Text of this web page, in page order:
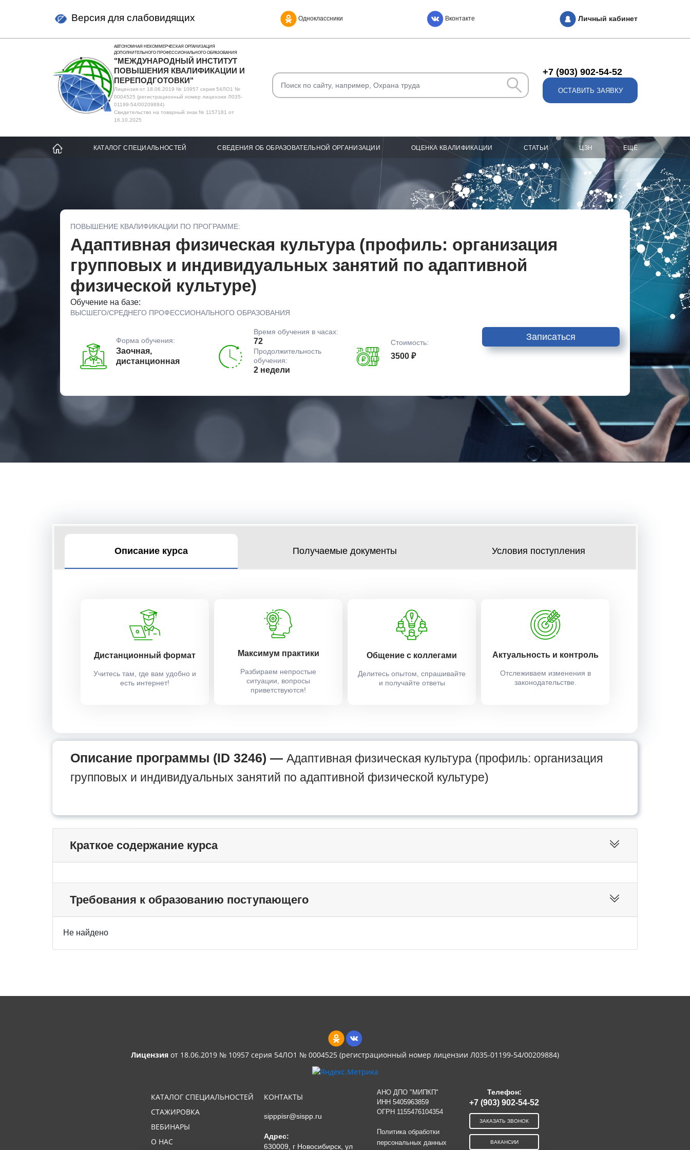
Версия для слабовидящих Одноклассники Вконтакте Личный кабинет
АВТОНОМНАЯ НЕКОММЕРЧЕСКАЯ ОРГАНИЗАЦИЯ
ДОПОЛНИТЕЛЬНОГО ПРОФЕССИОНАЛЬНОГО ОБРАЗОВАНИЯ
"МЕЖДУНАРОДНЫЙ ИНСТИТУТ
ПОВЫШЕНИЯ КВАЛИФИКАЦИИ И
ПЕРЕПОДГОТОВКИ"
Лицензия от 18.06.2019 № 10957 серия 54ЛО1 №
0004525 (регистрационный номер лицензии Л035-
01199-54/00209884)
Свидетельство на товарный знак № 1157181 от
16.10.2025
+7 (903) 902-54-52
ОСТАВИТЬ ЗАЯВКУ
КАТАЛОГ СПЕЦИАЛЬНОСТЕЙ СВЕДЕНИЯ ОБ ОБРАЗОВАТЕЛЬНОЙ ОРГАНИЗАЦИИ ОЦЕНКА КВАЛИФИКАЦИИ СТАТЬИ ЦЗН ЕЩЁ
ПОВЫШЕНИЕ КВАЛИФИКАЦИИ ПО ПРОГРАММЕ:
Адаптивная физическая культура (профиль: организация
групповых и индивидуальных занятий по адаптивной
физической культуре)
Обучение на базе:
ВЫСШЕГО/СРЕДНЕГО ПРОФЕССИОНАЛЬНОГО ОБРАЗОВАНИЯ
Форма обучения:
Заочная,
дистанционная
Время обучения в часах:
72
Продолжительность
обучения:
2 недели
Стоимость:
3500 ₽
Записаться
Описание курса Получаемые документы Условия поступления
Дистанционный формат
Учитесь там, где вам удобно и
есть интернет!
Максимум практики
Разбираем непростые
ситуации, вопросы
приветствуются!
Общение с коллегами
Делитесь опытом, спрашивайте
и получайте ответы
Актуальность и контроль
Отслеживаем изменения в
законодательстве.
Описание программы (ID 3246) — Адаптивная физическая культура (профиль: организация
групповых и индивидуальных занятий по адаптивной физической культуре)
Краткое содержание курса
Требования к образованию поступающего
Не найдено
Лицензия от 18.06.2019 № 10957 серия 54ЛО1 № 0004525 (регистрационный номер лицензии Л035-01199-54/00209884)
КАТАЛОГ СПЕЦИАЛЬНОСТЕЙ
СТАЖИРОВКА
ВЕБИНАРЫ
О НАС
КОНТАКТЫ
sipppisr@sispp.ru
Адрес:
630009, г Новосибирск, ул
АНО ДПО "МИПКП"
ИНН 5405963859
ОГРН 1155476104354
Политика обработки
персональных данных
Телефон:
+7 (903) 902-54-52
ЗАКАЗАТЬ ЗВОНОК
ВАКАНСИИ